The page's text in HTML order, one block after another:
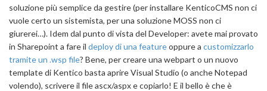
soluzione più semplice da gestire (per installare KenticoCMS non ci
vuole certo un sistemista, per una soluzione MOSS non ci
giurerei…). Idem dal punto di vista del Developer: avete mai provato
in Sharepoint a fare il deploy di una featureoppure a customizzarlo
tramite un .wsp file? Bene, per creare una webpart o un nuovo
template di Kentico basta aprire Visual Studio (o anche Notepad
volendo), scrivere il file ascx/aspx e copiarlo! E il bello è che è